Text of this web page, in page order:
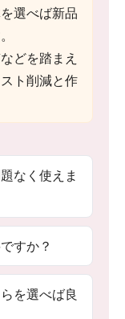
選べば新品
どを踏まえ
ト削減と作
なく使えま
すか？
を選べば良